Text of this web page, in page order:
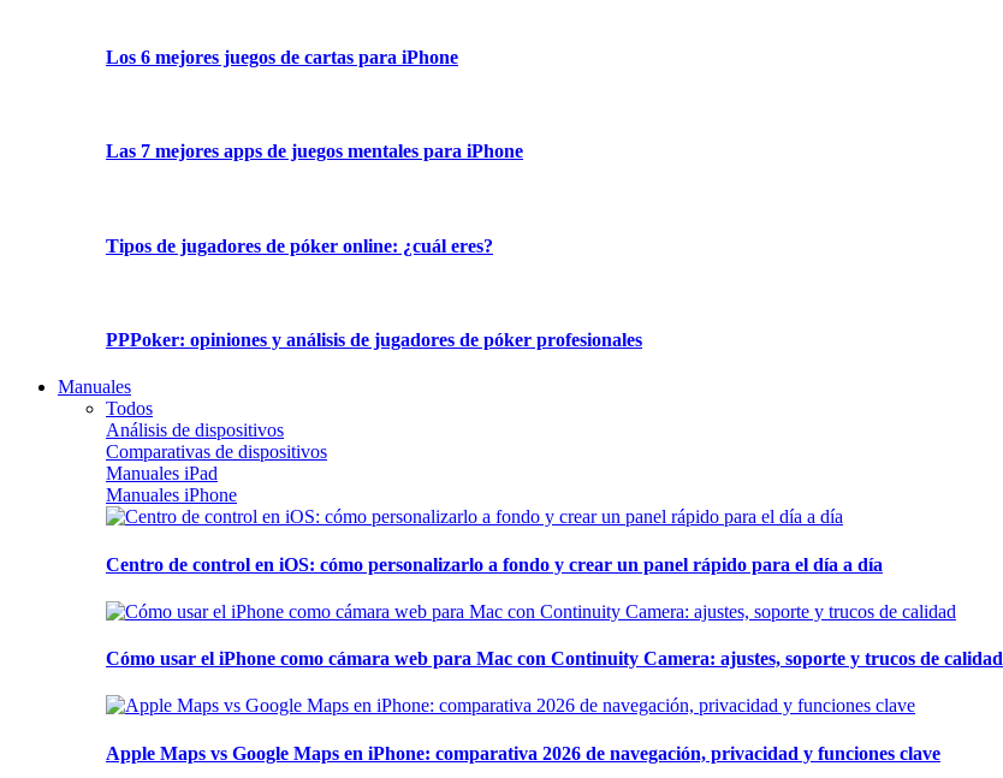
Los 6 mejores juegos de cartas para iPhone
Las 7 mejores apps de juegos mentales para iPhone
Tipos de jugadores de póker online: ¿cuál eres?
PPPoker: opiniones y análisis de jugadores de póker profesionales
Manuales
Todos
Análisis de dispositivos
Comparativas de dispositivos
Manuales iPad
Manuales iPhone
Centro de control en iOS: cómo personalizarlo a fondo y crear un panel rápido para el día a día
Cómo usar el iPhone como cámara web para Mac con Continuity Camera: ajustes, soporte y trucos de calidad
Apple Maps vs Google Maps en iPhone: comparativa 2026 de navegación, privacidad y funciones clave